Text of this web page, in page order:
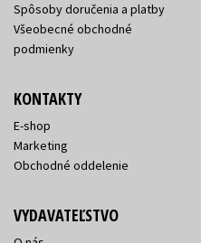
Spôsoby doručenia a platby
Všeobecné obchodné
podmienky
KONTAKTY
E-shop
Marketing
Obchodné oddelenie
VYDAVATEĽSTVO